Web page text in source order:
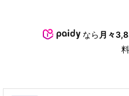
なら 月々
料